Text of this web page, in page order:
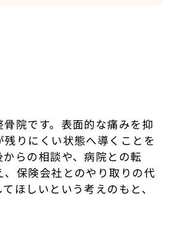
院です。表面的な痛みを抑
りにくい状態へ導くことを
らの相談や、病院との転
保険会社とのやり取りの代
ほしいという考えのもと、